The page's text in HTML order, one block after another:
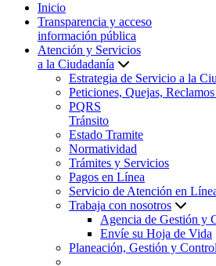
Inicio
Transparencia y acceso
información pública
Atención y Servicios
a la Ciudadanía
Estrategia de Servicio a la
Peticiones, Quejas,
PQRS
Tránsito
Estado Tramite
Normatividad
Trámites y Servicios
Pagos en Línea
Servicio de Atención en
Trabaja con nosotros
Agencia de Gestión y
Envíe su Hoja de Vida
Planeación, Gestión y Control